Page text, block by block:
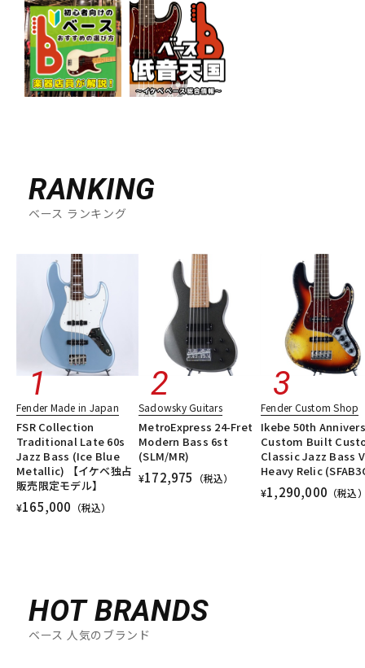
RANKING
ベース ランキング
Fender Made in Japan
FSR Collection
Traditional Late 60s
Jazz Bass (Ice Blue
Metallic) 【イケベ独占
販売限定モデル】
¥165,000 （税込）
Sadowsky Guitars
MetroExpress 24-Fret
Modern Bass 6st
(SLM/MR)
¥172,975 （税込）
Fender Custom Shop
Ikebe 50th
Custom Built
Classic Jazz Bass V
Heavy Relic
¥1,290,000 （税込
HOT BRANDS
ベース 人気のブランド